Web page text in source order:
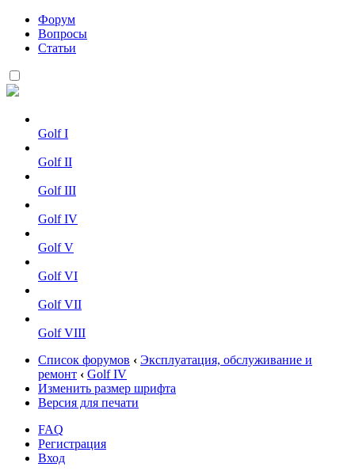
Форум
Вопросы
Статьи
Golf I
Golf II
Golf III
Golf IV
Golf V
Golf VI
Golf VII
Golf VIII
Список форумов ‹ Эксплуатация, обслуживание и
ремонт ‹ Golf IV
Изменить размер шрифта
Версия для печати
FAQ
Регистрация
Вход